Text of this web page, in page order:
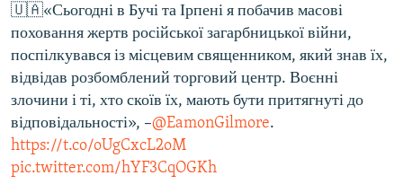
🇺🇦«Сьогодні в Бучі та Ірпені я побачив масові
поховання жертв російської загарбницької війни,
поспілкувався із місцевим священником, який знав їх,
відвідав розбомблений торговий центр. Воєнні
злочини і ті, хто скоїв їх, мають бути притягнуті до
відповідальності», –@EamonGilmore.
https://t.co/oUgCxcL2oM
pic.twitter.com/hYF3CqOGKh